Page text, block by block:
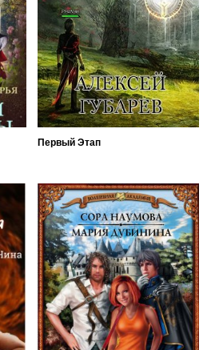
Первый Этап